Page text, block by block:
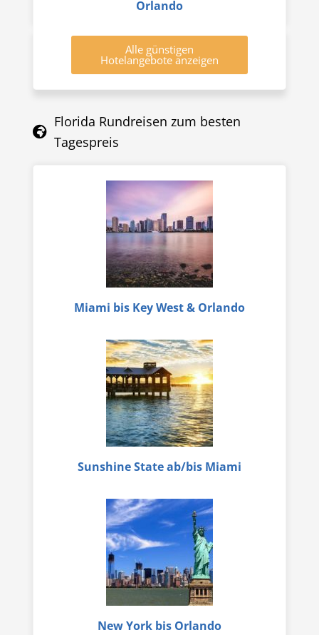
Orlando
Alle günstigen
Hotelangebote anzeigen
Florida Rundreisen zum besten
Tagespreis
Miami bis Key West & Orlando
Sunshine State ab/bis Miami
New York bis Orlando